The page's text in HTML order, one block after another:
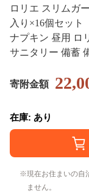
ロリエ スリムガ
入り×16個セット
ナプキン 昼用 ロ
サニタリー 備蓄
寄附金額
在庫: あり
現在お住まいの自
ません。